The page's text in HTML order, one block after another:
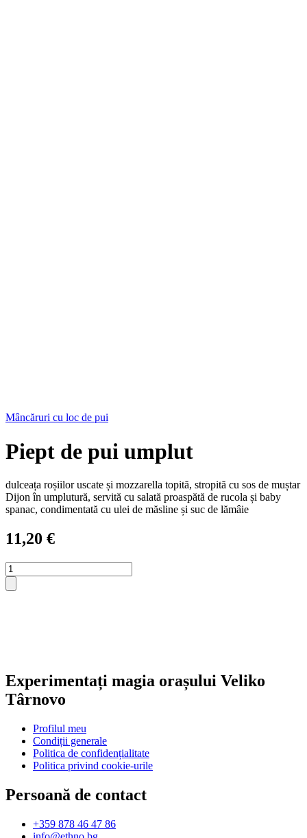
Mâncăruri cu loc de pui
Piept de pui umplut
dulceața roșiilor uscate și mozzarella topită, stropită cu sos de muștar
Dijon în umplutură, servită cu salată proaspătă de rucola și baby
spanac, condimentată cu ulei de măsline și suc de lămâie
11,20 €
Cantitate
Пълнени
пилешки
Experimentați magia orașului Veliko
Târnovo
Profilul meu
Condiții generale
Politica de confidențialitate
Politica privind cookie-urile
Persoană de contact
+359 878 46 47 86